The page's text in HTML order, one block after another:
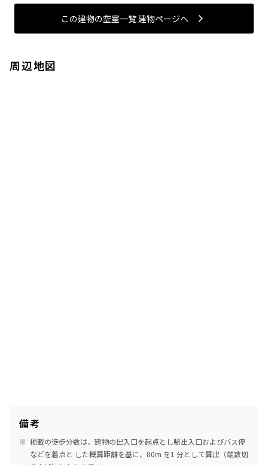
この建物の空室一覧 建物ページヘ
周辺地図
備考
掲載の徒歩分数は、建物の出入口を起点とし駅出入口およびバス停
などを着点と した概算距離を基に、80m を1 分として算出（端数切